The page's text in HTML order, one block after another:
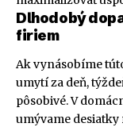
Dlhodobý
firiem
Ak vynásobíme
umytí za deň,
pôsobivé. V
umývame